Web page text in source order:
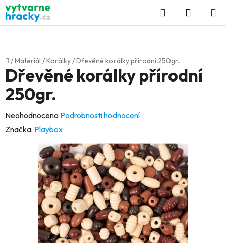
Přejít
na
obsah
Hledat
KOŠÍK
Domů
/Materiál /Korálky/Dřevěné korálky přírodní 250gr.
Dřevěné korálky přírodní
250gr.
Průměrné
hodnocení
hvězdiček.
Neohodnoceno Podrobnosti hodnocení
Značka: Playbox